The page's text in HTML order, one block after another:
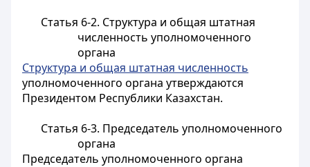
Статья 6-2. Структура и общая штатная
численность уполномоченного
органа
Структура и общая штатная численность
уполномоченного органа утверждаются
Президентом Республики Казахстан.
Статья 6-3. Председатель уполномоченного
органа
Председатель уполномоченного органа